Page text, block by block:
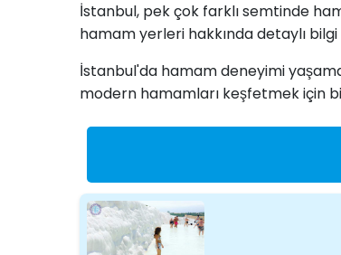
İstanbul, pek çok farklı semtinde
hamam yerleri hakkında detaylı
İstanbul'da hamam deneyimi
modern hamamları keşfetmek için